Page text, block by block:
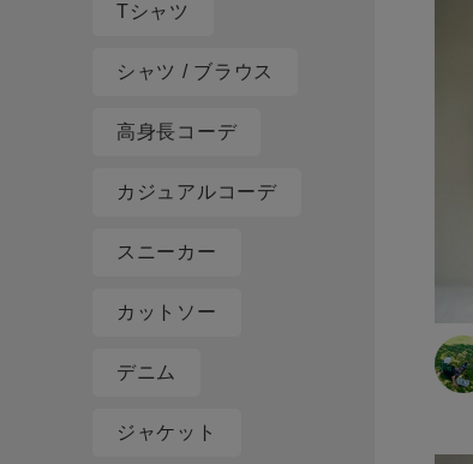
Tシャツ
シャツ / ブラウス
高身長コーデ
カジュアルコーデ
スニーカー
カットソー
デニム
ジャケット